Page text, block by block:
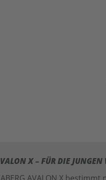
X – FÜR DIE